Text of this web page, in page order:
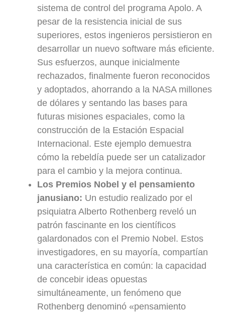
sistema de control del programa Apolo. A
pesar de la resistencia inicial de sus
superiores, estos ingenieros persistieron en
desarrollar un nuevo software más eficiente.
Sus esfuerzos, aunque inicialmente
rechazados, finalmente fueron reconocidos
y adoptados, ahorrando a la NASA millones
de dólares y sentando las bases para
futuras misiones espaciales, como la
construcción de la Estación Espacial
Internacional. Este ejemplo demuestra
cómo la rebeldía puede ser un catalizador
para el cambio y la mejora continua.
Los Premios Nobel y el pensamiento
janusiano: Un estudio realizado por el
psiquiatra Alberto Rothenberg reveló un
patrón fascinante en los científicos
galardonados con el Premio Nobel. Estos
investigadores, en su mayoría, compartían
una característica en común: la capacidad
de concebir ideas opuestas
simultáneamente, un fenómeno que
Rothenberg denominó «pensamiento